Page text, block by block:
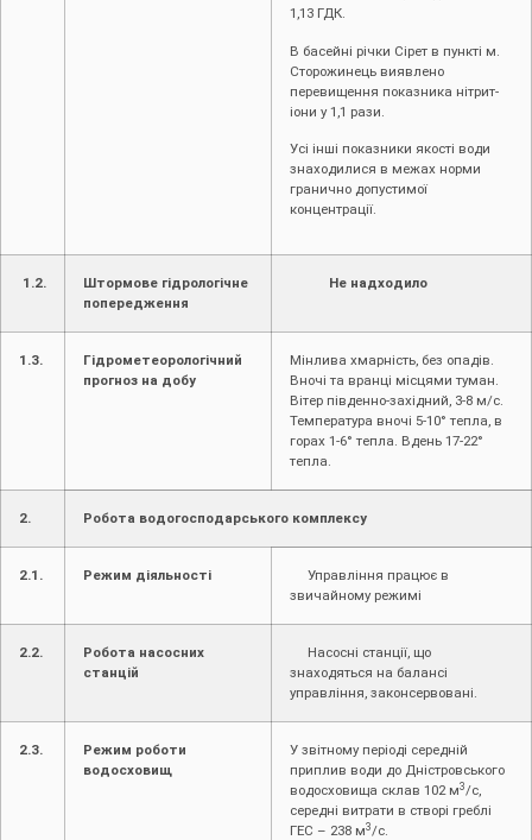
1,13 ГДК.
В басейні річки Сірет в пункті м.
Сторожинець виявлено
перевищення показника нітрит-
іони у 1,1 рази.
Усі інші показники якості води
знаходилися в межах норми
гранично допустимої
концентрації.
1.2.
Штормове гідрологічне
попередження
Не надходило
1.3.
Гідрометеорологічний
прогноз на добу
Мінлива хмарність, без опадів.
Вночі та вранці місцями туман.
Вітер південно-західний, 3-8 м/с.
Температура вночі 5-10° тепла, в
горах 1-6° тепла. Вдень 17-22°
тепла.
2. Робота водогосподарського комплексу
2.1. Режим діяльності
Управління працює в
звичайному режимі
2.2.
Робота насосних
станцій
Насосні станції, що
знаходяться на балансі
управління, законсервовані.
2.3.
Режим роботи
водосховищ
У звітному періоді середній
приплив води до Дністровського
водосховища склав 102 м3/с,
середні витрати в створі греблі
ГЕС – 238 м3/с.